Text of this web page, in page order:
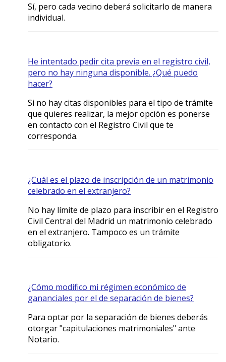
Sí, pero cada vecino deberá solicitarlo de manera
individual.
He intentado pedir cita previa en el registro civil,
pero no hay ninguna disponible. ¿Qué puedo
hacer?
Si no hay citas disponibles para el tipo de trámite
que quieres realizar, la mejor opción es ponerse
en contacto con el Registro Civil que te
corresponda.
¿Cuál es el plazo de inscripción de un matrimonio
celebrado en el extranjero?
No hay límite de plazo para inscribir en el Registro
Civil Central del Madrid un matrimonio celebrado
en el extranjero. Tampoco es un trámite
obligatorio.
¿Cómo modifico mi régimen económico de
gananciales por el de separación de bienes?
Para optar por la separación de bienes deberás
otorgar "capitulaciones matrimoniales" ante
Notario.